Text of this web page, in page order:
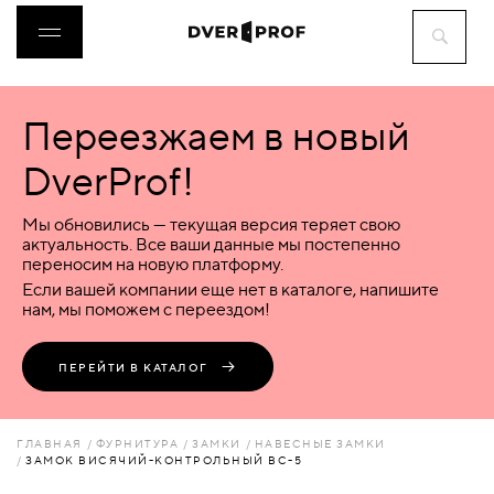
ДВЕРИ
ФУРНИТУРА
ВОРОТА
ПЕРЕГОРОДКИ
Переезжаем в новый
DverProf!
Мы обновились — текущая версия теряет свою
актуальность. Все ваши данные мы постепенно
переносим на новую платформу.
Если вашей компании еще нет в каталоге, напишите
нам, мы поможем с переездом!
ПЕРЕЙТИ В КАТАЛОГ
ГЛАВНАЯ ФУРНИТУРА ЗАМКИ
НАВЕСНЫЕ ЗАМКИ
ЗАМОК ВИСЯЧИЙ-КОНТРОЛЬНЫЙ ВС-5